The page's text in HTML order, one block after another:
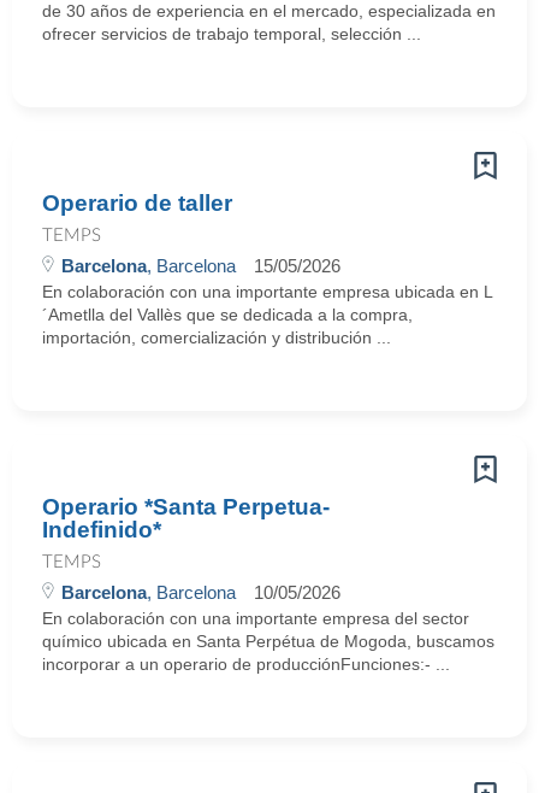
de 30 años de experiencia en el mercado, especializada en
ofrecer servicios de trabajo temporal, selección ...
Operario de taller
TEMPS
Barcelona, Barcelona 15/05/2026
En colaboración con una importante empresa ubicada en L
´Ametlla del Vallès que se dedicada a la compra,
importación, comercialización y distribución ...
Operario *Santa Perpetua-
Indefinido*
TEMPS
Barcelona, Barcelona 10/05/2026
En colaboración con una importante empresa del sector
químico ubicada en Santa Perpétua de Mogoda, buscamos
incorporar a un operario de producciónFunciones:- ...